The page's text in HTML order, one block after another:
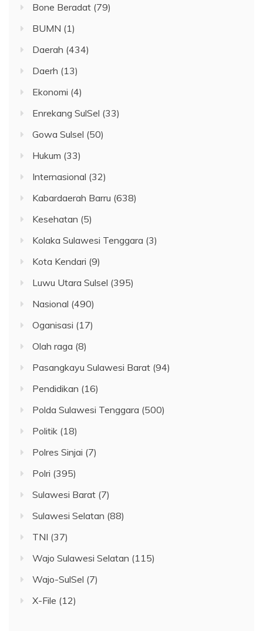
Bone Beradat (79)
BUMN (1)
Daerah (434)
Daerh (13)
Ekonomi (4)
Enrekang SulSel (33)
Gowa Sulsel (50)
Hukum (33)
Internasional (32)
Kabardaerah Barru (638)
Kesehatan (5)
Kolaka Sulawesi Tenggara (3)
Kota Kendari (9)
Luwu Utara Sulsel (395)
Nasional (490)
Oganisasi (17)
Olah raga (8)
Pasangkayu Sulawesi Barat (94)
Pendidikan (16)
Polda Sulawesi Tenggara (500)
Politik (18)
Polres Sinjai (7)
Polri (395)
Sulawesi Barat (7)
Sulawesi Selatan (88)
TNI (37)
Wajo Sulawesi Selatan (115)
Wajo-SulSel (7)
X-File (12)